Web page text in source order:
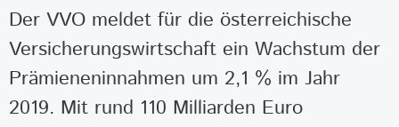
Der VVO meldet für die österreichische
Versicherungswirtschaft ein Wachstum der
Prämieneninnahmen um 2,1 % im Jahr
2019. Mit rund 110 Milliarden Euro